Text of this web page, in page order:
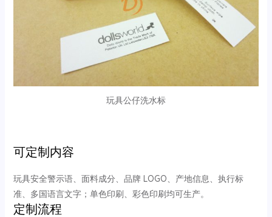
玩具公仔洗水标
可定制内容
玩具安全警示语、面料成分、品牌 LOGO、产地信息、执行标
准、多国语言文字；单色印刷、彩色印刷均可生产。
定制流程